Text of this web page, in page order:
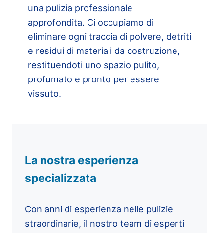
una pulizia professionale
approfondita. Ci occupiamo di
eliminare ogni traccia di polvere, detriti
e residui di materiali da costruzione,
restituendoti uno spazio pulito,
profumato e pronto per essere
vissuto.
La nostra esperienza
specializzata
Con anni di esperienza nelle pulizie
straordinarie, il nostro team di esperti